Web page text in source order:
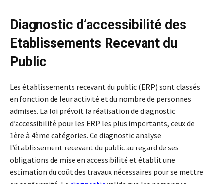
Diagnostic d’accessibilité des
Etablissements Recevant du
Public
Les établissements recevant du public (ERP) sont classés
en fonction de leur activité et du nombre de personnes
admises. La loi prévoit la réalisation de diagnostic
d’accessibilité pour les ERP les plus importants, ceux de
1ère à 4ème catégories. Ce diagnostic analyse
l’établissement recevant du public au regard de ses
obligations de mise en accessibilité et établit une
estimation du coût des travaux nécessaires pour se mettre